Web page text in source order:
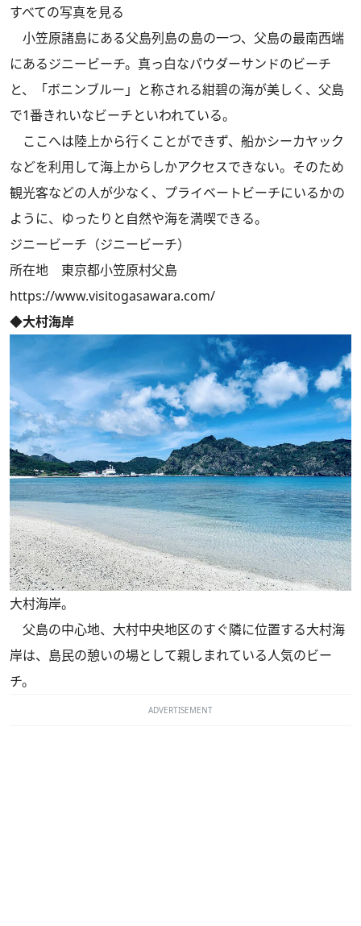
すべての写真を見る
小笠原諸島にある父島列島の島の一つ、父島の最南西端
にあるジニービーチ。真っ白なパウダーサンドのビーチ
と、「ボニンブルー」と称される紺碧の海が美しく、父島
で1番きれいなビーチといわれている。
ここへは陸上から行くことができず、船かシーカヤック
などを利用して海上からしかアクセスできない。そのため
観光客などの人が少なく、プライベートビーチにいるかの
ように、ゆったりと自然や海を満喫できる。
ジニービーチ（ジニービーチ）
所在地 東京都小笠原村父島
https://www.visitogasawara.com/
◆大村海岸
大村海岸。
父島の中心地、大村中央地区のすぐ隣に位置する大村海
岸は、島民の憩いの場として親しまれている人気のビー
チ。
ADVERTISEMENT